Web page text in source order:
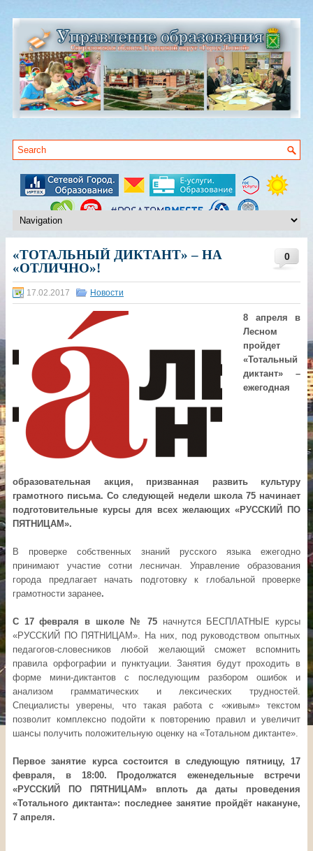
0
«ТОТАЛЬНЫЙ ДИКТАНТ» – НА
«ОТЛИЧНО»!
17.02.2017 Новости
8 апреля в
Лесном
пройдет
«Тотальный
диктант» –
ежегодная
образовательная акция, призванная развить культуру
грамотного письма. Со следующей недели школа 75 начинает
подготовительные курсы для всех желающих «РУССКИЙ ПО
ПЯТНИЦАМ».
В проверке собственных знаний русского языка ежегодно
принимают участие сотни лесничан. Управление образования
города предлагает начать подготовку к глобальной проверке
грамотности заранее.
С 17 февраля в школе № 75начнутся БЕСПЛАТНЫЕ курсы
«РУССКИЙ ПО ПЯТНИЦАМ». На них, под руководством опытных
педагогов-словесников любой желающий сможет вспомнить
правила орфографии и пунктуации. Занятия будут проходить в
форме мини-диктантов с последующим разбором ошибок и
анализом грамматических и лексических трудностей.
Специалисты уверены, что такая работа с «живым» текстом
позволит комплексно подойти к повторению правил и увеличит
шансы получить положительную оценку на «Тотальном диктанте».
Первое занятие курса состоится в следующую пятницу, 17
февраля, в 18:00. Продолжатся еженедельные встречи
«РУССКИЙ ПО ПЯТНИЦАМ» вплоть да даты проведения
«Тотального диктанта»: последнее занятие пройдёт накануне,
7 апреля.